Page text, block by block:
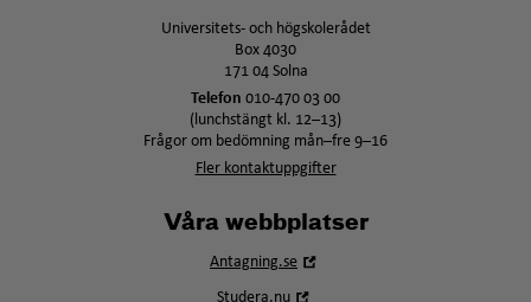
Universitets- och högskolerådet
Box 4030
171 04 Solna
Telefon 010-470 03 00
(lunchstängt kl. 12–13)
Frågor om bedömning mån–fre 9–16
Fler kontaktuppgifter
Våra webbplatser
Antagning.se
Studera.nu